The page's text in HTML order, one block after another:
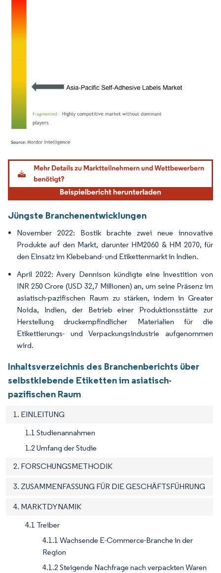
Bild © Mordor Intelligence. Wiederverwendung erfordert Namensnennung gemäß
Jüngste Branchenentwicklungen
November 2022: Bostik brachte zwei neue innovative
Produkte auf den Markt, darunter HM2060 & HM 2070, für
den Einsatz im Klebeband- und Etikettenmarkt in Indien.
April 2022: Avery Dennison kündigte eine Investition von
INR 250 Crore (USD 32,7 Millionen) an, um seine Präsenz im
asiatisch-pazifischen Raum zu stärken, indem in Greater
Noida, Indien, der Betrieb einer Produktionsstätte zur
Herstellung druckempfindlicher Materialien für die
Etikettierungs- und Verpackungsindustrie aufgenommen
wird.
Inhaltsverzeichnis des Branchenberichts über
selbstklebende Etiketten im asiatisch-
pazifischen Raum
1. EINLEITUNG
1.1 Studienannahmen
1.2 Umfang der Studie
2. FORSCHUNGSMETHODIK
3. ZUSAMMENFASSUNG FÜR DIE GESCHÄFTSFÜHRUNG
4. MARKTDYNAMIK
4.1 Treiber
4.1.1 Wachsende E-Commerce-Branche in der
Region
4.1.2 Steigende Nachfrage nach verpackten Waren